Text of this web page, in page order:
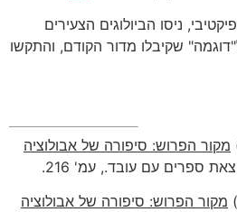
ניסו הביולוגים הצעירים
שקיבלו מדור הקודם, והתקשו
מקור הפרוש: סיפורה של אבולוציה
ספרים עם עובד., עמ' 216.
מקור הפרוש: סיפורה של אבולוציה